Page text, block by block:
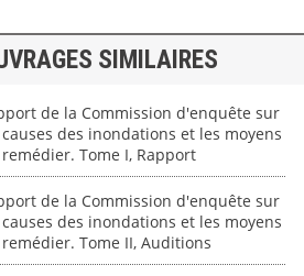
SIMILAIRES
de la Commission d'enquête sur
des inondations et les moyens
Tome I, Rapport
de la Commission d'enquête sur
des inondations et les moyens
Tome II, Auditions